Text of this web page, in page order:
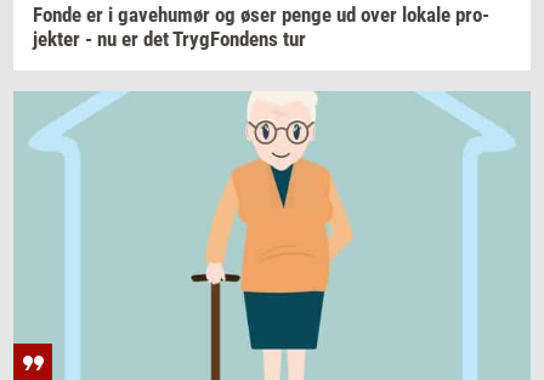
Fonde er i ga­ve­hu­mør og øser penge ud over lo­ka­le pro­
jek­ter - nu er detTryg­Fon­dens tur